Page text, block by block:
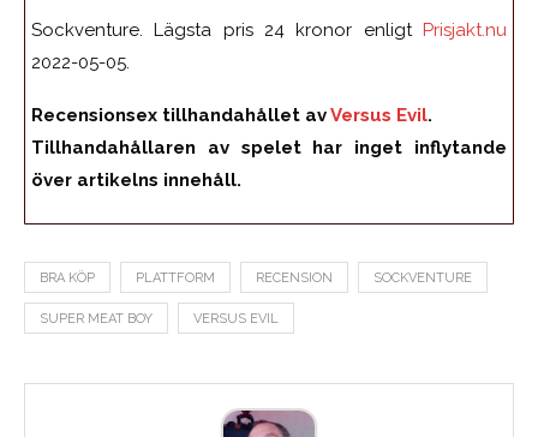
Sockventure. Lägsta pris 24 kronor enligt Prisjakt.nu
2022-05-05.
Recensionsex tillhandahållet avVersus Evil.
Tillhandahållaren av spelet har inget inflytande
över artikelns innehåll.
BRA KÖP PLATTFORM RECENSION SOCKVENTURE
SUPER MEAT BOY VERSUS EVIL